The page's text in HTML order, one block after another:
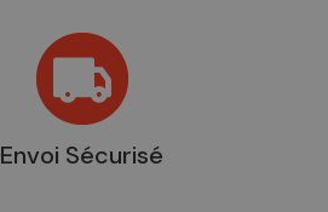
Envoi Sécurisé